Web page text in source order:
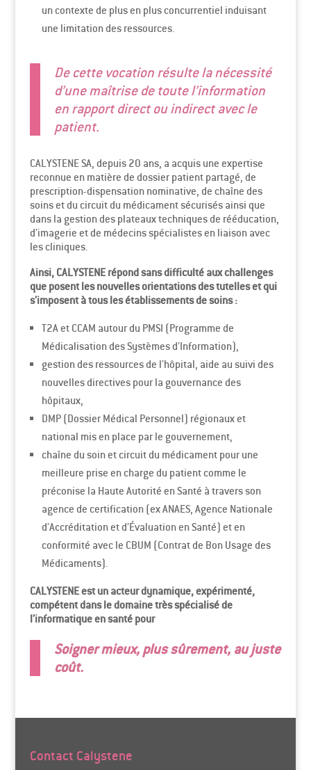
un contexte de plus en plus concurrentiel induisant
une limitation des ressources.
De cette vocation résulte la nécessité
d’une maîtrise de toute l’information
en rapport direct ou indirect avec le
patient.
CALYSTENE SA, depuis 20 ans, a acquis une expertise
reconnue en matière de dossier patient partagé, de
prescription-dispensation nominative, de chaîne des
soins et du circuit du médicament sécurisés ainsi que
dans la gestion des plateaux techniques de rééducation,
d’imagerie et de médecins spécialistes en liaison avec
les cliniques.
Ainsi, CALYSTENE répond sans difficulté aux challenges
que posent les nouvelles orientations des tutelles et qui
s’imposent à tous les établissements de soins :
T2A et CCAM autour du PMSI (Programme de
Médicalisation des Systèmes d’Information),
gestion des ressources de l’hôpital, aide au suivi des
nouvelles directives pour la gouvernance des
hôpitaux,
DMP (Dossier Médical Personnel) régionaux et
national mis en place par le gouvernement,
chaîne du soin et circuit du médicament pour une
meilleure prise en charge du patient comme le
préconise la Haute Autorité en Santé à travers son
agence de certification (ex ANAES, Agence Nationale
d’Accréditation et d’Évaluation en Santé) et en
conformité avec le CBUM (Contrat de Bon Usage des
Médicaments).
CALYSTENE est un acteur dynamique, expérimenté,
compétent dans le domaine très spécialisé de
l’informatique en santé pour
Soigner mieux, plus sûrement, au juste
coût.
Contact Calystene